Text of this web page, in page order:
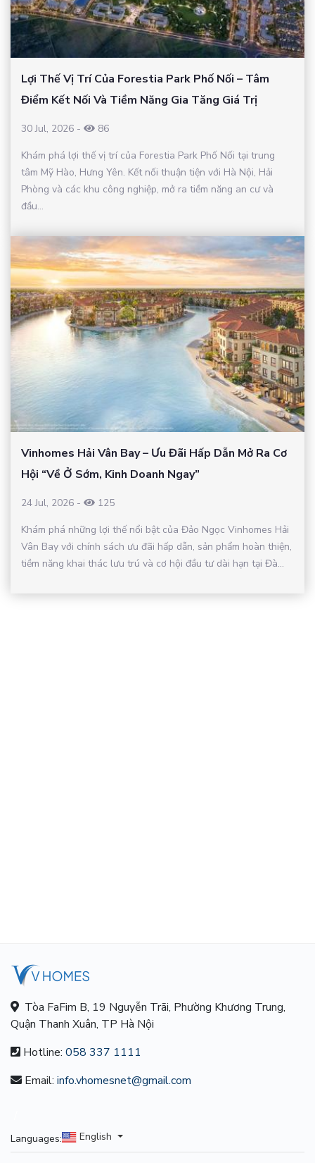
Lợi Thế Vị Trí Của Forestia Park Phố Nối – Tâm
Điểm Kết Nối Và Tiềm Năng Gia Tăng Giá Trị
30 Jul, 2026 -
86
Khám phá lợi thế vị trí của Forestia Park Phố Nối tại trung
tâm Mỹ Hào, Hưng Yên. Kết nối thuận tiện với Hà Nội, Hải
Phòng và các khu công nghiệp, mở ra tiềm năng an cư và
đầu...
Vinhomes Hải Vân Bay – Ưu Đãi Hấp Dẫn Mở Ra Cơ
Hội “Về Ở Sớm, Kinh Doanh Ngay”
24 Jul, 2026 -
125
Khám phá những lợi thế nổi bật của Đảo Ngọc Vinhomes Hải
Vân Bay với chính sách ưu đãi hấp dẫn, sản phẩm hoàn thiện,
tiềm năng khai thác lưu trú và cơ hội đầu tư dài hạn tại Đà...
Tòa FaFim B, 19 Nguyễn Trãi, Phường Khương Trung,
Quận Thanh Xuân, TP Hà Nội
Hotline: 058 337 1111
Email: info.vhomesnet@gmail.com
Languages: English